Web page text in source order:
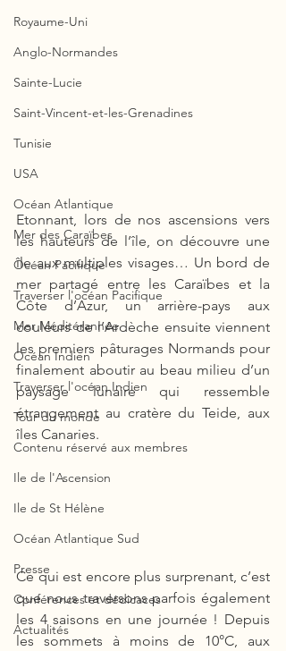
Royaume-Uni
Anglo-Normandes
Sainte-Lucie
Saint-Vincent-et-les-Grenadines
Tunisie
USA
Océan Atlantique
Mer des Caraïbes
Océan Pacifique
Traverser l'océan Pacifique
Mer Méditérannée
Océan Indien
Traverser l'océan Indien
Tour du monde
Contenu réservé aux membres
Ile de l'Ascension
Ile de St Hélène
Océan Atlantique Sud
Presse
Conférences et dédicaces
Actualités
Etonnant, lors de nos ascensions vers
les hauteurs de l’île, on découvre une
île aux multiples visages… Un bord de
mer partagé entre les Caraïbes et la
Côte d’Azur, un arrière-pays aux
couleurs de l’Ardèche ensuite viennent
les premiers pâturages Normands pour
finalement aboutir au beau milieu d’un
paysage lunaire qui ressemble
étrangement au cratère du Teide, aux
îles Canaries.
Ce qui est encore plus surprenant, c’est
que nous traversons parfois également
les 4 saisons en une journée ! Depuis
les sommets à moins de 10°C, aux